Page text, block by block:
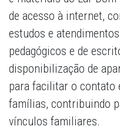
de acesso à internet,
estudos e
pedagógicos e de
disponibilização de
para facilitar o contato
famílias, contribuindo
vínculos familiares.